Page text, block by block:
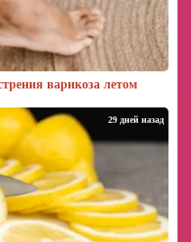
варикоза летом
29 дней назад